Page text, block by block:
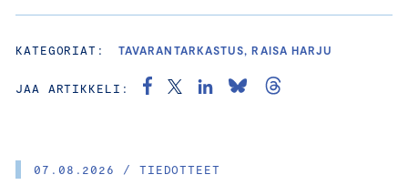
07.08.2026 / TIEDOTTEET
KATEGORIAT: TAVARANTARKASTUS, RAISA HARJU
JAA ARTIKKELI: